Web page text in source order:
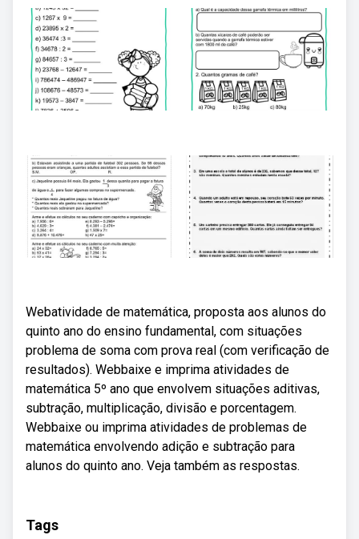
Webatividade de matemática, proposta aos alunos do
quinto ano do ensino fundamental, com situações
problema de soma com prova real (com verificação de
resultados). Webbaixe e imprima atividades de
matemática 5º ano que envolvem situações aditivas,
subtração, multiplicação, divisão e porcentagem.
Webbaixe ou imprima atividades de problemas de
matemática envolvendo adição e subtração para
alunos do quinto ano. Veja também as respostas.
Tags